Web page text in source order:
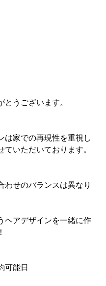
とうございます。
は家での再現性を重視し
ていただいております。
わせのバランスは異なり
ヘアデザインを一緒に作
可能日